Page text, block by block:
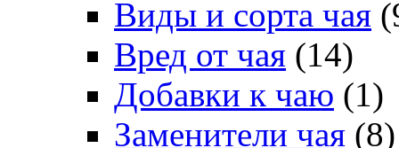
Виды и сорта чая
Вред от чая (14)
Добавки к чаю (1)
Заменители чая (8)